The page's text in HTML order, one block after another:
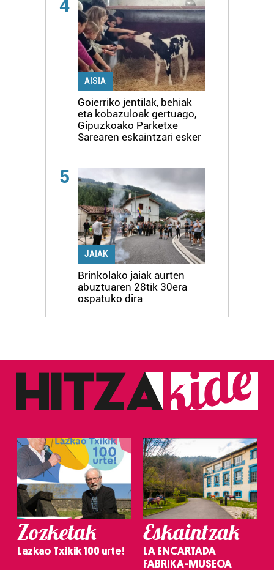
4
AISIA
Goierriko jentilak, behiak
eta kobazuloak gertuago,
Gipuzkoako Parketxe
Sarearen eskaintzari esker
5
JAIAK
Brinkolako jaiak aurten
abuztuaren 28tik 30era
ospatuko dira
Zozketak
Lazkao Txikik 100 urte!
Eskaintzak
LA ENCARTADA
FABRIKA-MUSEOA